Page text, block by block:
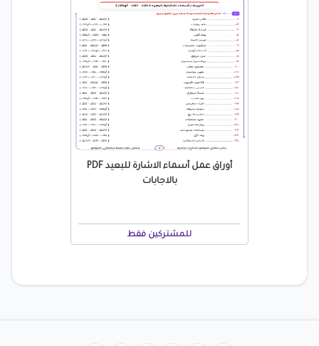
أوراق عمل أسماء الاشارة للبعيد PDF
بالاجابات
للمشتركين فقط